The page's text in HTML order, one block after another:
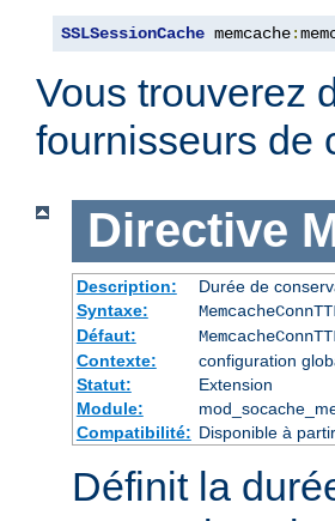
SSLSessionCache memcache:
Vous trouverez
fournisseurs de
Directive
Description:
Durée de
Syntaxe:
Défaut:
Contexte:
configuration
Statut:
Extension
Module:
Compatibilité: Disponible à
Définit la